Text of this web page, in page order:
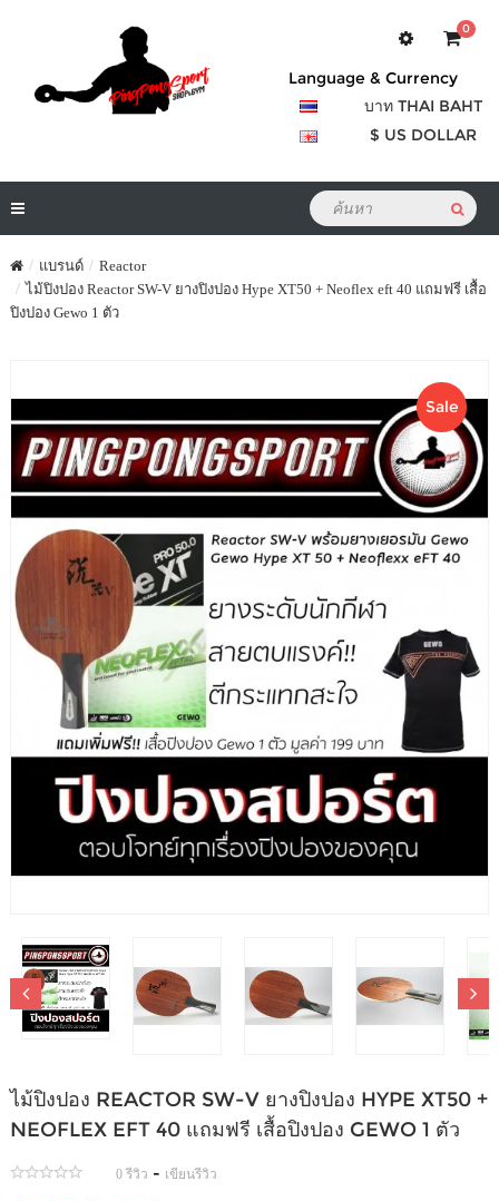
0
Language & Currency
บาท THAI BAHT
$ US DOLLAR
แบรนด์
Reactor
ไม้ปิงปอง Reactor SW-V ยางปิงปอง Hype XT50 + Neoflex eft 40 แถมฟรี เสื้อ
ปิงปอง Gewo 1 ตัว
Sale
ไม้ปิงปอง REACTOR SW-V ยางปิงปอง HYPE XT50 +
NEOFLEX EFT 40 แถมฟรี เสื้อปิงปอง GEWO 1 ตัว
0 รีวิว - เขียนรีวิว